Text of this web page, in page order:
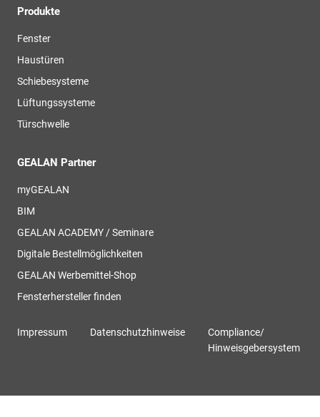
Produkte
Fenster
Haustüren
Schiebesysteme
Lüftungssysteme
Türschwelle
GEALAN Partner
myGEALAN
BIM
GEALAN ACADEMY / Seminare
Digitale Bestellmöglichkeiten
GEALAN Werbemittel-Shop
Fensterhersteller finden
Impressum Datenschutzhinweise
Compliance/
Hinweisgebersystem